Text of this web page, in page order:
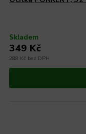
Skladem
288 Kč bez DPH
349 Kč